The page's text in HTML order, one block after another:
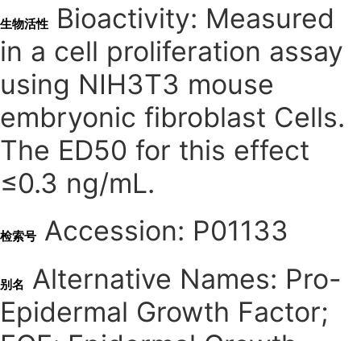
生物活性
Bioactivity: Measured
in a cell proliferation assay
using NIH3T3 mouse
embryonic fibroblast Cells.
The ED50 for this effect
≤0.3 ng/mL.
检索号 Accession: P01133
别名
Alternative Names: Pro-
Epidermal Growth Factor;